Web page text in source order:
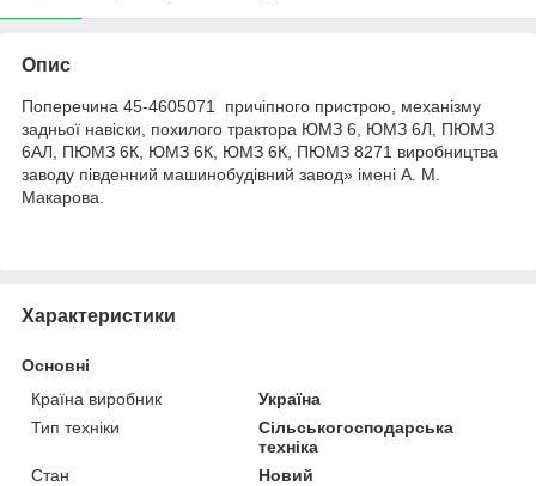
Опис
Поперечина 45-4605071 причіпного пристрою, механізму
задньої навіски, похилого трактора ЮМЗ 6, ЮМЗ 6Л, ПЮМЗ
6АЛ, ПЮМЗ 6К, ЮМЗ 6К, ЮМЗ 6К, ПЮМЗ 8271 виробництва
заводу південний машинобудівний завод» імені А. М.
Макарова.
Характеристики
Основні
Країна виробник
Україна
Тип техніки
Сільськогосподарська
техніка
Стан
Новий